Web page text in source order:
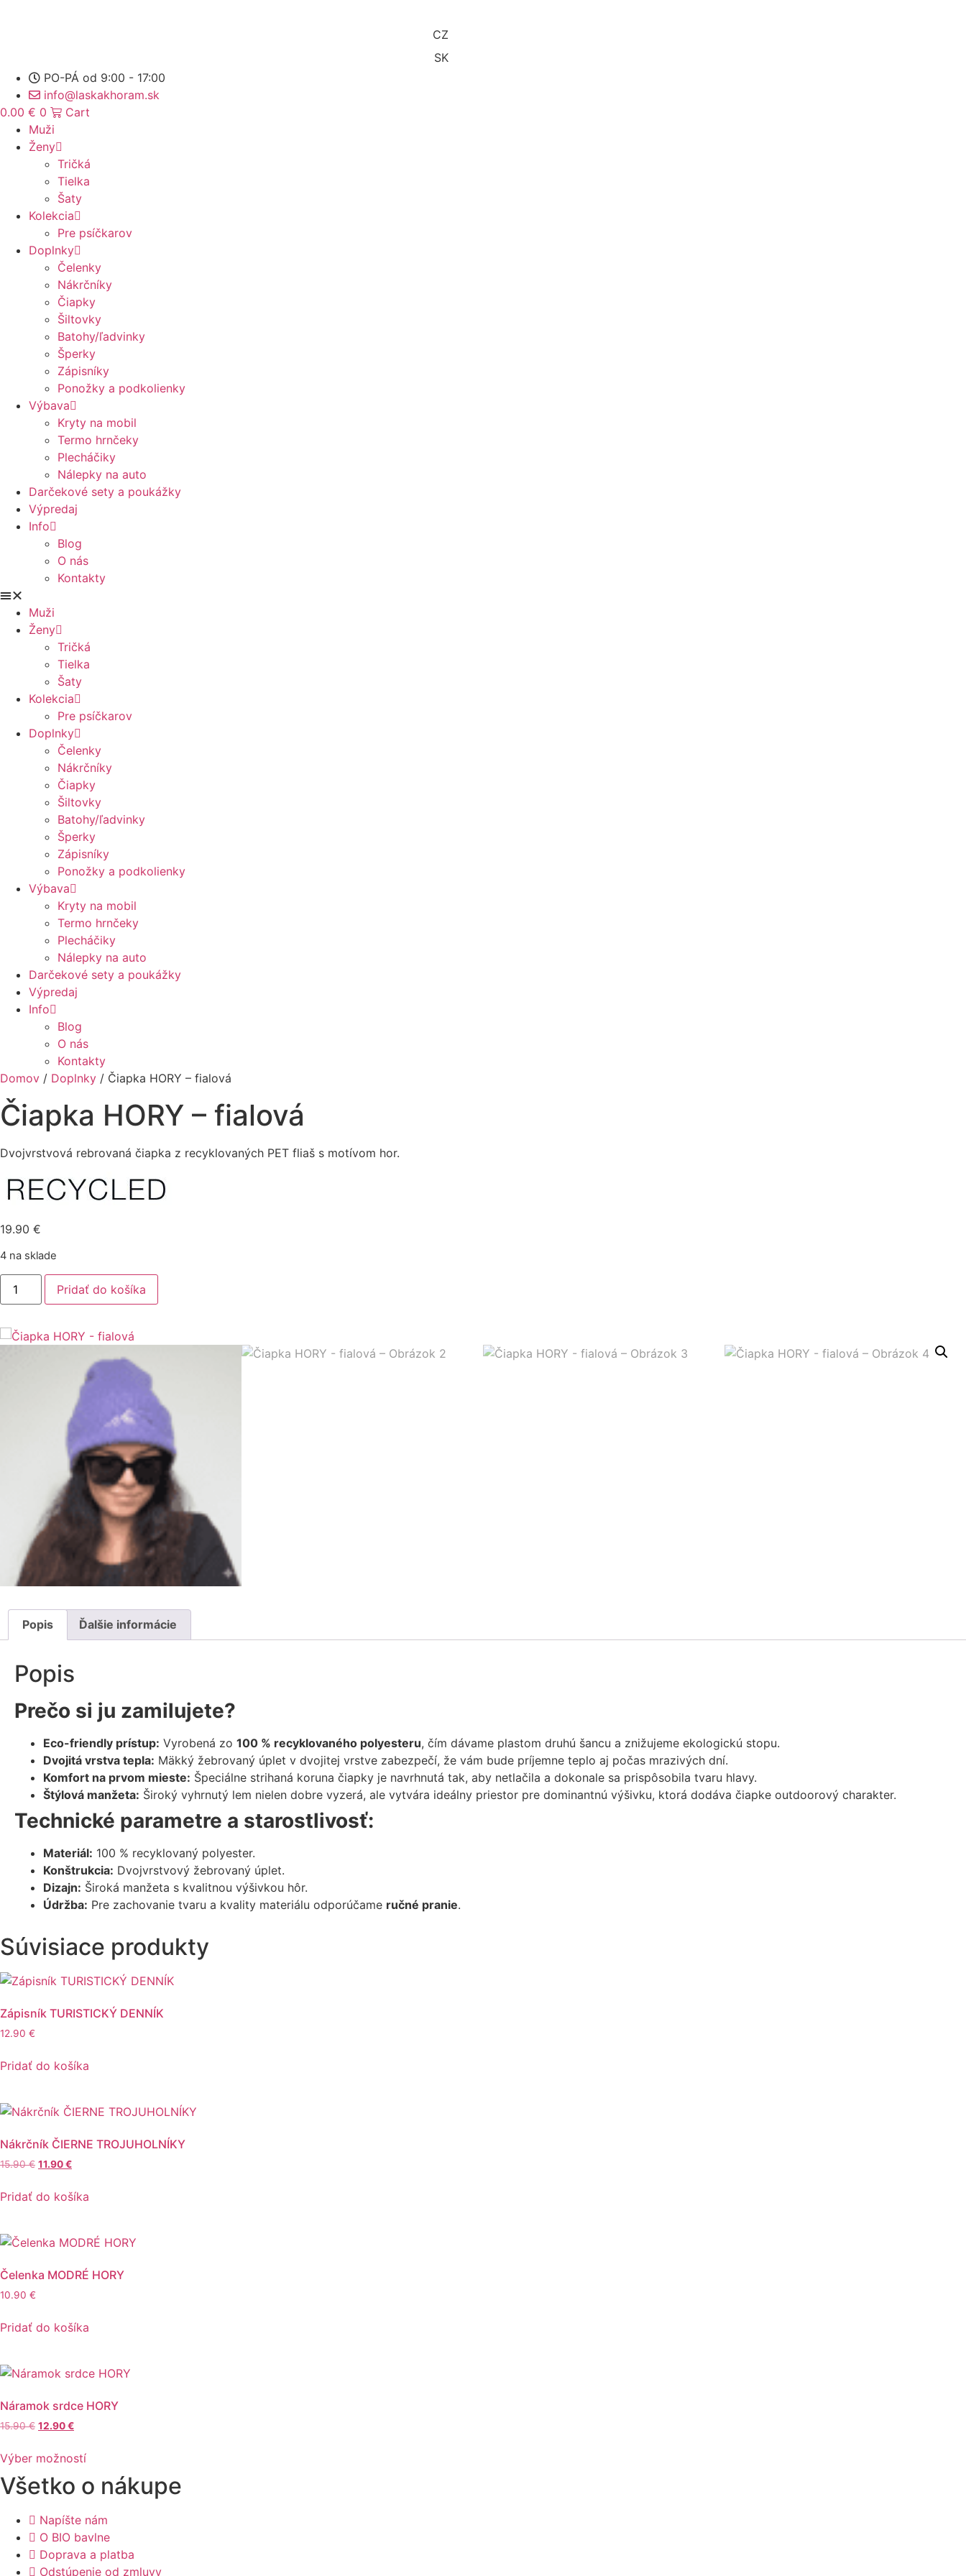
CZ
SK
PO-PÁ od 9:00 - 17:00
info@laskakhoram.sk
0.00 € 0
Cart
Muži
Ženy
Tričká
Tielka
Šaty
Kolekcia
Pre psíčkarov
Doplnky
Čelenky
Nákrčníky
Čiapky
Šiltovky
Batohy/ľadvinky
Šperky
Zápisníky
Ponožky a podkolienky
Výbava
Kryty na mobil
Termo hrnčeky
Plecháčiky
Nálepky na auto
Darčekové sety a poukážky
Výpredaj
Info
Blog
O nás
Kontakty
Muži
Ženy
Tričká
Tielka
Šaty
Kolekcia
Pre psíčkarov
Doplnky
Čelenky
Nákrčníky
Čiapky
Šiltovky
Batohy/ľadvinky
Šperky
Zápisníky
Ponožky a podkolienky
Výbava
Kryty na mobil
Termo hrnčeky
Plecháčiky
Nálepky na auto
Darčekové sety a poukážky
Výpredaj
Info
Blog
O nás
Kontakty
Domov / Doplnky / Čiapka HORY – fialová
Čiapka HORY – fialová
Dvojvrstvová rebrovaná čiapka z recyklovaných PET fliaš s motívom hor.
19.90 €
4 na sklade
množstvo
Čiapka
HORY
fialová
Pridať do košíka
Popis Ďalšie informácie
Popis
Prečo si ju zamilujete?
Eco-friendly prístup: Vyrobená zo 100 % recyklovaného polyesteru, čím dávame plastom druhú šancu a znižujeme ekologickú stopu.
Dvojitá vrstva tepla: Mäkký žebrovaný úplet v dvojitej vrstve zabezpečí, že vám bude príjemne teplo aj počas mrazivých dní.
Komfort na prvom mieste: Špeciálne strihaná koruna čiapky je navrhnutá tak, aby netlačila a dokonale sa prispôsobila tvaru hlavy.
Štýlová manžeta: Široký vyhrnutý lem nielen dobre vyzerá, ale vytvára ideálny priestor pre dominantnú výšivku, ktorá dodáva čiapke outdoorový charakter.
Technické parametre a starostlivosť:
Materiál: 100 % recyklovaný polyester.
Konštrukcia: Dvojvrstvový žebrovaný úplet.
Dizajn: Široká manžeta s kvalitnou výšivkou hôr.
Údržba: Pre zachovanie tvaru a kvality materiálu odporúčame ručné pranie.
Súvisiace produkty
Zápisník TURISTICKÝ DENNÍK
12.90 €
Pridať do košíka
Nákrčník ČIERNE TROJUHOLNÍKY
15.90€ Pôvodná
bola:
11.90€Aktuálna
je:
Pridať do košíka
Čelenka MODRÉ HORY
10.90 €
Pridať do košíka
Náramok srdce HORY
15.90€ Pôvodná
bola:
12.90€Aktuálna
je:
Výber možností
má
viacero
variantov.
Možnosti
si
môžete
Všetko o nákupe
Napíšte nám
O BIO bavlne
Doprava a platba
Odstúpenie od zmluvy